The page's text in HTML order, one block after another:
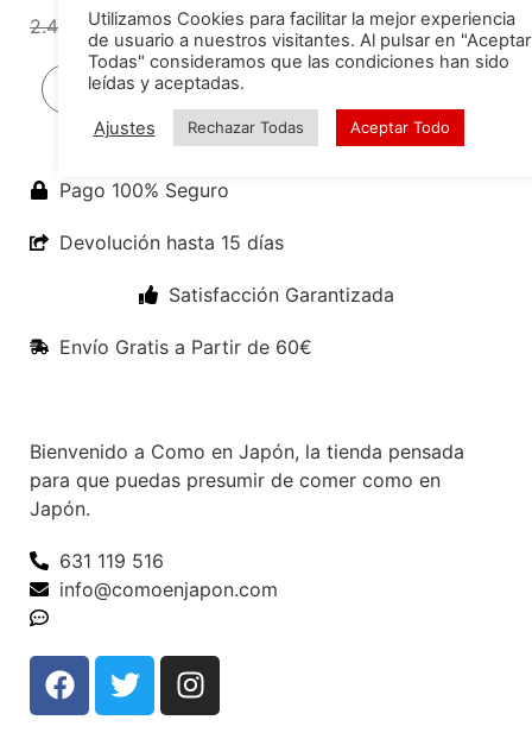
2.49 2.19€
Añadir al carrito
Pago 100% Seguro
Devolución hasta 15 días
Satisfacción Garantizada
Envío Gratis a Partir de 60€
Bienvenido a Como en Japón, la tienda pensada
para que puedas presumir de comer como en
Japón.
631 119 516
info@comoenjapon.com
Utilizamos Cookies para facilitar la mejor experiencia
de usuario a nuestros visitantes. Al pulsar en "Aceptar
Todas" consideramos que las condiciones han sido
Ajustes Rechazar Todas